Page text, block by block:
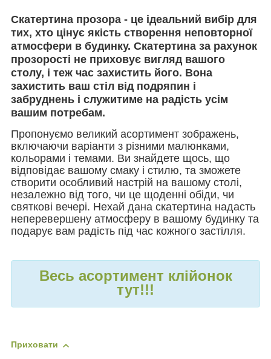
Скатертина прозора - це ідеальний вибір для
тих, хто цінує якість створення неповторної
атмосфери в будинку. Скатертина за рахунок
прозорості не приховує вигляд вашого
столу, і теж час захистить його. Вона
захистить ваш стіл від подряпин і
забруднень і служитиме на радість усім
вашим потребам.
Пропонуємо великий асортимент зображень,
включаючи варіанти з різними малюнками,
кольорами і темами. Ви знайдете щось, що
відповідає вашому смаку і стилю, та зможете
створити особливий настрій на вашому столі,
незалежно від того, чи це щоденні обіди, чи
святкові вечері. Нехай дана скатертина надасть
неперевершену атмосферу в вашому будинку та
подарує вам радість під час кожного застілля.
Весь асортимент клійонок
тут!!!
Приховати